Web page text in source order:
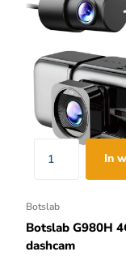
In
Botslab
Botslab G980H
dashcam